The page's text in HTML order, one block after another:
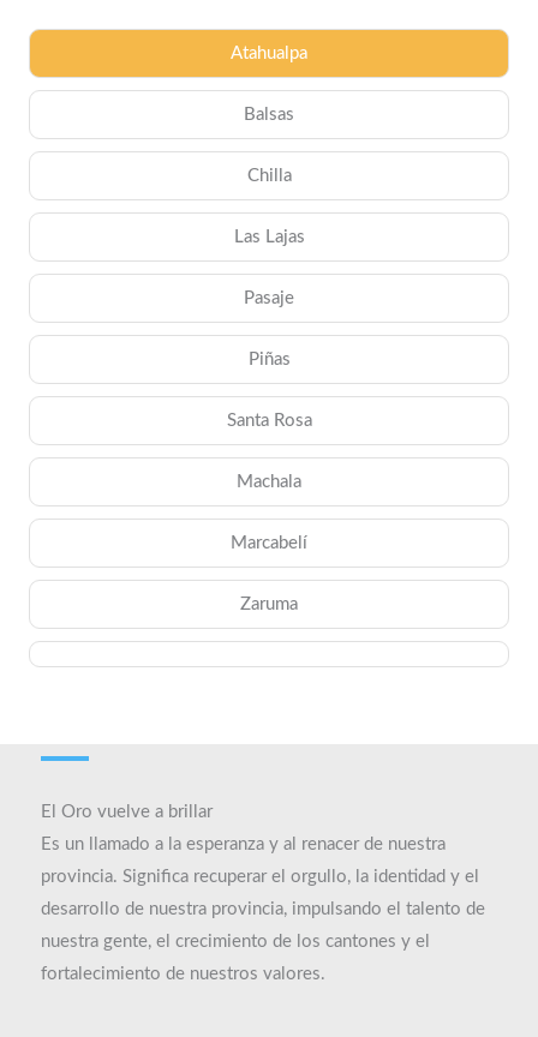
Atahualpa
Balsas
Chilla
Las Lajas
Pasaje
Piñas
Santa Rosa
Machala
Marcabelí
Zaruma
El Oro vuelve a brillar​
Es un llamado a la esperanza y al renacer de nuestra
provincia. Significa recuperar el orgullo, la identidad y el
desarrollo de nuestra provincia, impulsando el talento de
nuestra gente, el crecimiento de los cantones y el
fortalecimiento de nuestros valores.